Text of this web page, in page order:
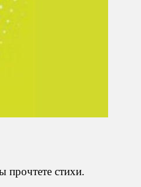
прочтете стихи.